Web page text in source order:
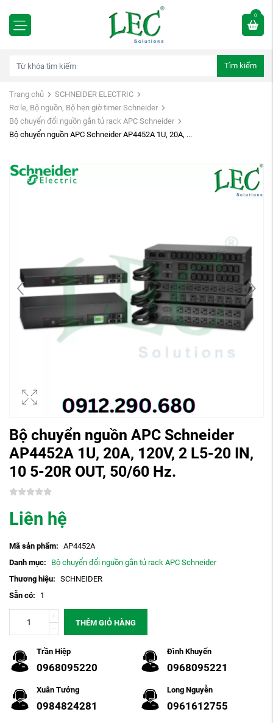
0
Tìm kiếm
Trang chủ
SCHNEIDER ELECTRIC
Rơ le, Bộ nguồn, Bộ hẹn giờ timer Schneider
Bộ chuyển đổi nguồn gắn tủ rack APC Schneider
Bộ chuyển nguồn APC Schneider AP4452A 1U, 20A, ...
Bộ chuyển nguồn APC Schneider
AP4452A 1U, 20A, 120V, 2 L5-20 IN,
10 5-20R OUT, 50/60 Hz.
Liên hệ
Mã sản phẩm: AP4452A
Danh mục:
Bộ chuyển đổi nguồn gắn tủ rack APC Schneider
Thương hiệu: SCHNEIDER
Sẵn có:
1
THÊM GIỎ HÀNG
Trần Hiệp
0968095220
Đình Khuyến
0968095221
Xuân Tưởng
0984824281
Long Nguyễn
0961612755